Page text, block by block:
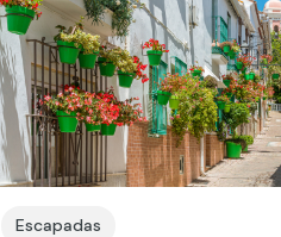
Escapadas